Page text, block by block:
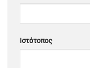
Ιστότοπος